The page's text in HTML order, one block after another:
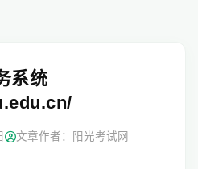
系统
文章作者：阳光考试网